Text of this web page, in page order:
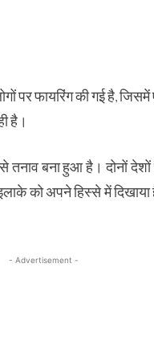
पर फायरिंग की गई है, जिसमें
है।
बना हुआ है। दोनों
को अपने हिस्से में दिखाया
- Advertisement -